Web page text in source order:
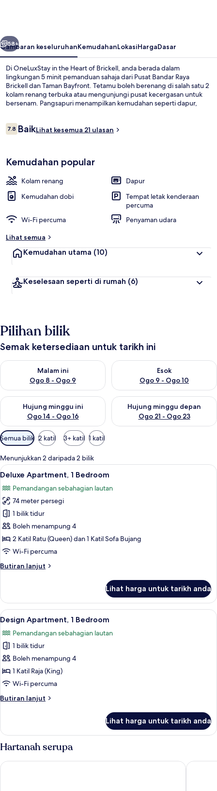
Brickell
Seterusnya
58+
Gambaran keseluruhanKemudahanLokasiHargaDasar
Di OneLuxStay in the Heart of Brickell, anda berada dalam
lingkungan 5 minit pemanduan sahaja dari Pusat Bandar Raya
Brickell dan Taman Bayfront. Tetamu boleh berenang di salah satu 2
kolam renang terbuka atau mengunjungi pusat kecergasan untuk
bersenam. Pangsapuri menampilkan kemudahan seperti dapur,
Financial District Metromover ialah 5 minit dan Stesen Tenth Street
Ulasan
7.87.8 daripada 10
BaikLihat kesemua 21 ulasan
Kemudahan popular
Kolam renang
Dapur
Kemudahan dobi
Tempat letak kenderaan
percuma
Wi-Fi percuma
Penyaman udara
Lihat semua
Kemudahan utama (10)
Keselesaan seperti di rumah (6)
Pilihan bilik
Semak ketersediaan untuk tarikh ini
Malam ini
Ogo 8 - Ogo 9
Semak ketersediaan untuk malam ini Ogo 8 - Ogo 9
Esok
Ogo 9 - Ogo 10
Semak ketersediaan untuk
Hujung minggu ini
Ogo 14 - Ogo 16
Semak ketersediaan untuk hujung minggu ini Ogo 14 - Ogo 16
Hujung minggu depan
Ogo 21 - Ogo 23
Semak ketersediaan untuk
Penapis
yang
tersedia
untuk
bilik
Semua bilik 2 katil 3+ katil 1 katil
Menunjukkan 2 daripada 2 bilik
Lihat
semua
foto
untuk
Deluxe
Apartment,
1
Bedroom
Deluxe Apartment, 1 Bedroom | 1
17
Deluxe Apartment, 1 Bedroom
Pemandangan sebahagian lautan
74 meter persegi
1 bilik tidur
Boleh menampung 4
2 Katil Ratu (Queen) dan 1 Katil Sofa Bujang
Wi-Fi percuma
Butiran lanjut
Butiran
Apartment,
Bedroom
Lihat harga untuk tarikh anda
Lihat
semua
foto
untuk
Design
Apartment,
1
Design Apartment, 1 Bedroom | 1
25
Design Apartment, 1 Bedroom
Pemandangan sebahagian lautan
1 bilik tidur
Boleh menampung 4
1 Katil Raja (King)
Wi-Fi percuma
Butiran lanjut
Butiran
Apartment,
1
Bedroom
Lihat harga untuk tarikh anda
Hartanah serupa
Modern Condos Available in Brickell The